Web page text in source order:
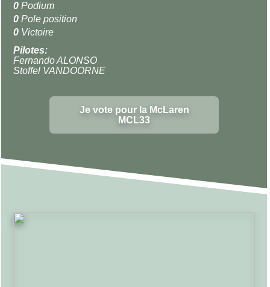
0 Podium
0 Pole position
0 Victoire
Pilotes:
Fernando ALONSO
Stoffel VANDOORNE
Je vote pour la McLaren
MCL33